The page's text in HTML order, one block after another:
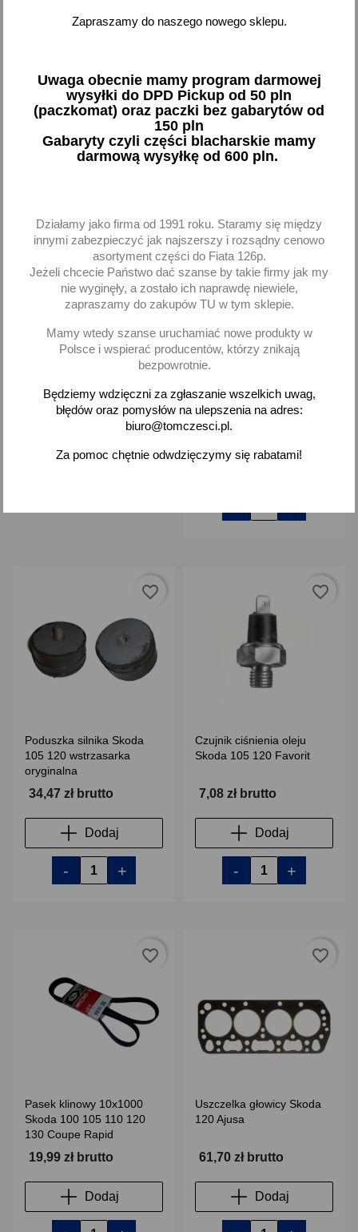
rozrządu Skoda 105 120
Dodaj
- +
Skoda 105 120
Dodaj
- +
zaworów pokrywy bocznej
Skoda 105 120
favorite_border
bocznej Skoda 105 120
6,22 zł brutto
favorite_border
Poduszka silnika Skoda
105 120 wstrzasarka
oryginalna
34,47 zł brutto
Dodaj
- +
favorite_border
Czujnik ciśnienia oleju
Skoda 105 120 Favorit
7,08 zł brutto
Dodaj
- +
favorite_border
Pasek klinowy 10x1000
Skoda 100 105 110 120
130 Coupe Rapid
19,99 zł brutto
Dodaj
favorite_border
Uszczelka głowicy Skoda
120 Ajusa
61,70 zł brutto
Dodaj
favorite_border
Zapraszamy do naszego nowego sklepu.
Uwaga obecnie mamy program darmowej
wysyłki do DPD Pickup od 50 pln
(paczkomat) oraz paczki bez gabarytów od
150 pln
Gabaryty czyli części blacharskie mamy
darmową wysyłkę od 600 pln.
Działamy jako firma od 1991 roku. Staramy się między
innymi zabezpieczyć jak najszerszy i rozsądny cenowo
asortyment części do Fiata 126p.
Jeżeli chcecie Państwo dać szanse by takie firmy jak my
nie wyginęły, a zostało ich naprawdę niewiele,
zapraszamy do zakupów TU w tym sklepie.
Mamy wtedy szanse uruchamiać nowe produkty w
Polsce i wspierać producentów, którzy znikają
bezpowrotnie.
Będziemy wdzięczni za zgłaszanie wszelkich uwag,
błędów oraz pomysłów na ulepszenia na adres:
biuro@tomczesci.pl.
Za pomoc chętnie odwdzięczymy się rabatami!